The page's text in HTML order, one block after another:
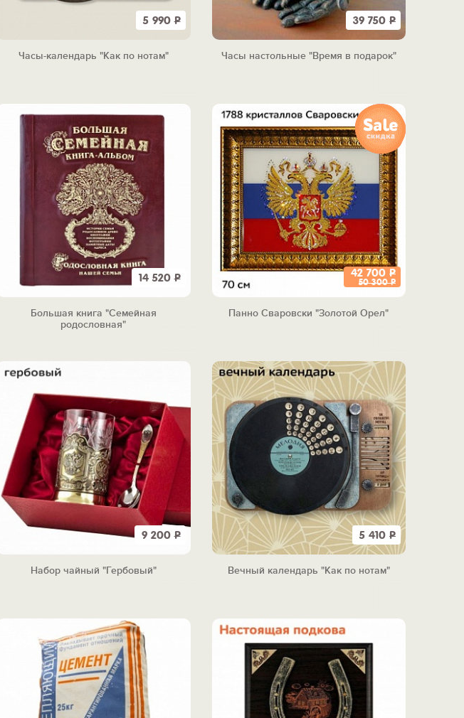
5 990Р
Часы-календарь "Как по нотам"
39 750 Р
Часы настольные "Время в подарок"
14 520Р
Большая книга "Семейная
родословная"
42 700 Р
50 300Р
Панно Сваровски "Золотой Орел"
9 200Р
Набор чайный "Гербовый"
5 410 Р
Вечный календарь "Как по нотам"